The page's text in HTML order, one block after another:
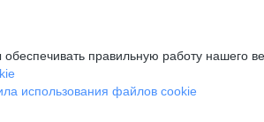
правильную работу нашего
использования файлов cookie